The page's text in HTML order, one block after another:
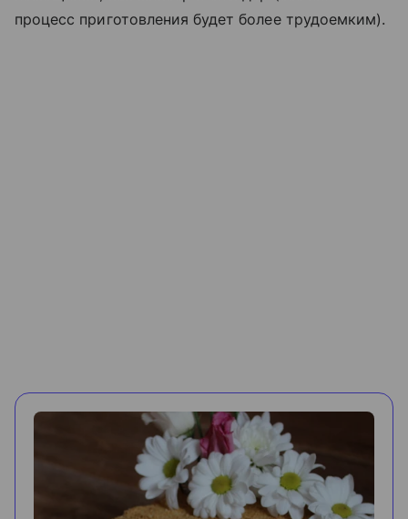
процесс приготовления будет более трудоемким).